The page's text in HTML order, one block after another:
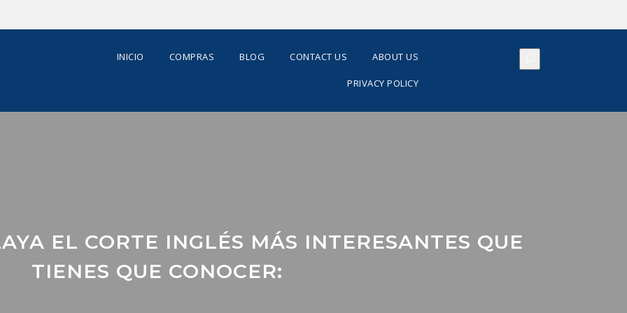
INICIO COMPRAS BLOG CONTACT US ABOUT US
PRIVACY POLICY
EL CORTE INGLÉS MÁS INTERESANTES QUE
TIENES QUE CONOCER: